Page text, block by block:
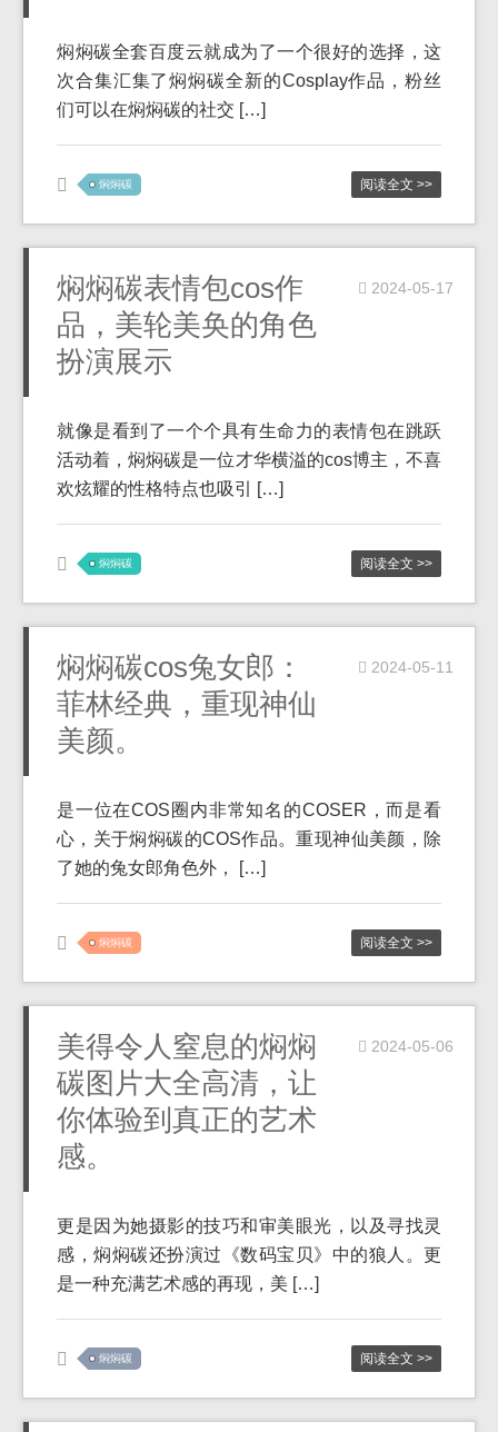
焖焖碳全套百度云就成为了一个很好的选择，这
次合集汇集了焖焖碳全新的Cosplay作品，粉丝
们可以在焖焖碳的社交 […]
焖焖碳 阅读全文 >>
焖焖碳表情包cos作
品，美轮美奂的角色
扮演展示
2024-05-17
就像是看到了一个个具有生命力的表情包在跳跃
活动着，焖焖碳是一位才华横溢的cos博主，不喜
欢炫耀的性格特点也吸引 […]
焖焖碳 阅读全文 >>
焖焖碳cos兔女郎：
菲林经典，重现神仙
美颜。
2024-05-11
是一位在COS圈内非常知名的COSER，而是看
心，关于焖焖碳的COS作品。重现神仙美颜，除
了她的兔女郎角色外， […]
焖焖碳 阅读全文 >>
美得令人窒息的焖焖
碳图片大全高清，让
你体验到真正的艺术
感。
2024-05-06
更是因为她摄影的技巧和审美眼光，以及寻找灵
感，焖焖碳还扮演过《数码宝贝》中的狼人。更
是一种充满艺术感的再现，美 […]
焖焖碳 阅读全文 >>